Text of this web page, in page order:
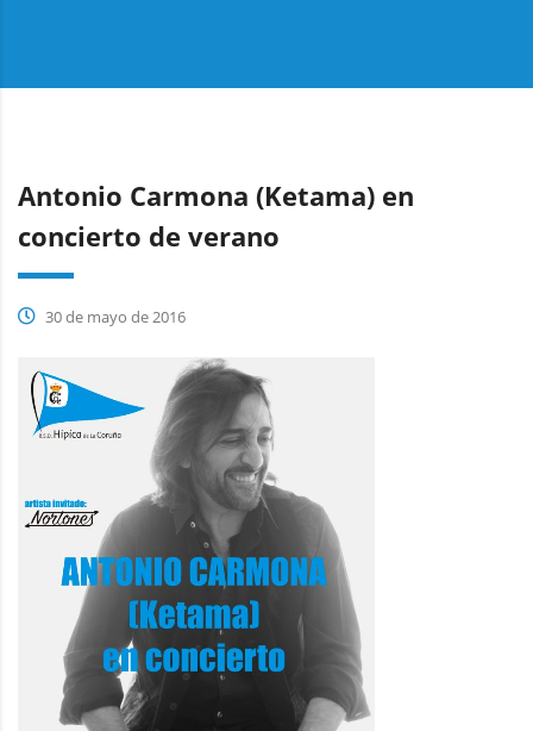
Antonio Carmona (Ketama) en
concierto de verano
30 de mayo de 2016